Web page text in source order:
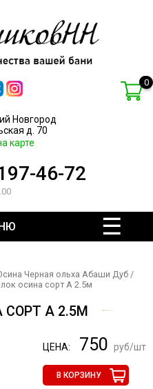
Новгород
д. 70
карте
46-72
0
Черная ольха Абаши Дуб /
осина сорт А 2.5м
СОРТ А 2.5М
ЦЕНА: 750 руб/шт
В КОРЗИНУ